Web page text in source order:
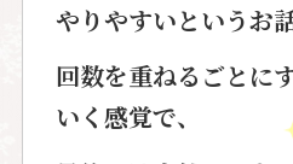
やりやすいというお
回数を重ねるごとに
いく感覚で、